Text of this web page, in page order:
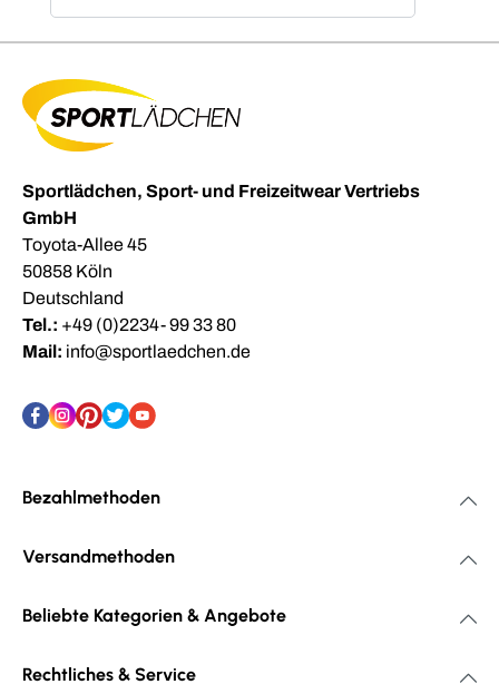
Sportlädchen, Sport- und Freizeitwear Vertriebs
GmbH
Toyota-Allee 45
50858 Köln
Deutschland
Tel.: +49 (0)2234- 99 33 80
Mail: info@sportlaedchen.de
Bezahlmethoden
Versandmethoden
Beliebte Kategorien & Angebote
Rechtliches & Service